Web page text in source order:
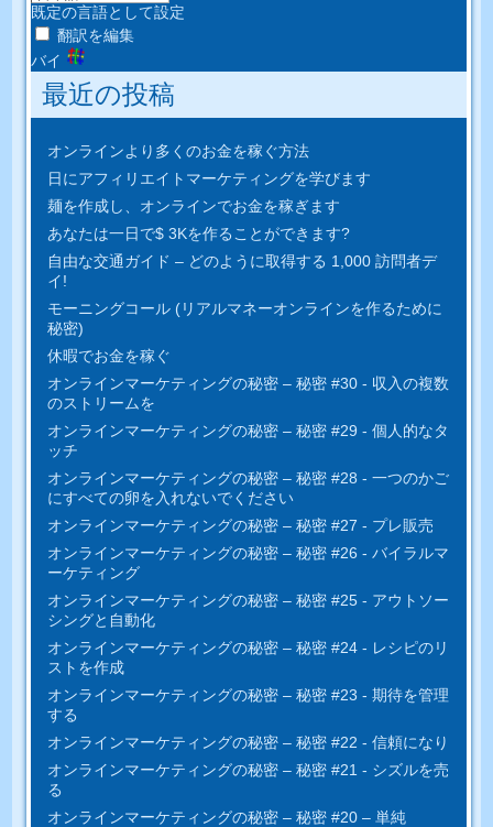
既定の言語として設定
翻訳を編集
バイ
最近の投稿
オンラインより多くのお金を稼ぐ方法
日にアフィリエイトマーケティングを学びます
麺を作成し、オンラインでお金を稼ぎます
あなたは一日で$ 3Kを作ることができます?
自由な交通ガイド – どのように取得する 1,000 訪問者デ
イ!
モーニングコール (リアルマネーオンラインを作るために
秘密)
休暇でお金を稼ぐ
オンラインマーケティングの秘密 – 秘密 #30 - 収入の複数
のストリームを
オンラインマーケティングの秘密 – 秘密 #29 - 個人的なタ
ッチ
オンラインマーケティングの秘密 – 秘密 #28 - 一つのかご
にすべ​​ての卵を入れないでください
オンラインマーケティングの秘密 – 秘密 #27 - プレ販売
オンラインマーケティングの秘密 – 秘密 #26 - バイラルマ
ーケティング
オンラインマーケティングの秘密 – 秘密 #25 - アウトソー
シングと自動化
オンラインマーケティングの秘密 – 秘密 #24 - レシピのリ
ストを作成
オンラインマーケティングの秘密 – 秘密 #23 - 期待を管理
する
オンラインマーケティングの秘密 – 秘密 #22 - 信頼になり
オンラインマーケティングの秘密 – 秘密 #21 - シズルを売
る
オンラインマーケティングの秘密 – 秘密 #20 – 単純